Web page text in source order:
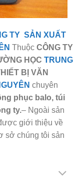
TY SẢN XUẤT
Thuộc CÔNG TY
HỌC TRUNG
BỊ VĂN
chuyên
phục balo, túi
ty.– Ngoài sản
giới thiệu về
sở chúng tôi sản